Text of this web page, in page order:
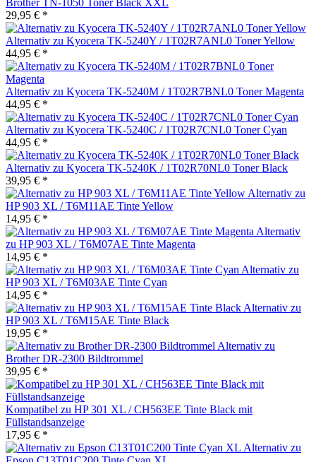
Brother TN-1050 Toner Black XXL
29,95 € *
Alternativ zu Kyocera TK-5240Y / 1T02R7ANL0 Toner Yellow
44,95 € *
Alternativ zu Kyocera TK-5240M / 1T02R7BNL0 Toner Magenta
44,95 € *
Alternativ zu Kyocera TK-5240C / 1T02R7CNL0 Toner Cyan
44,95 € *
Alternativ zu Kyocera TK-5240K / 1T02R70NL0 Toner Black
39,95 € *
Alternativ zu
HP 903 XL / T6M11AE Tinte Yellow
14,95 € *
Alternativ
zu HP 903 XL / T6M07AE Tinte Magenta
14,95 € *
Alternativ zu
HP 903 XL / T6M03AE Tinte Cyan
14,95 € *
Alternativ zu
HP 903 XL / T6M15AE Tinte Black
19,95 € *
Alternativ zu
Brother DR-2300 Bildtrommel
39,95 € *
Kompatibel zu HP 301 XL / CH563EE Tinte Black mit
Füllstandsanzeige
17,95 € *
Alternativ zu